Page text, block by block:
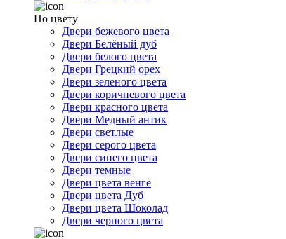
По цвету
Двери бежевого цвета
Двери Белёный дуб
Двери белого цвета
Двери Грецкий орех
Двери зеленого цвета
Двери коричневого цвета
Двери красного цвета
Двери Медный антик
Двери светлые
Двери серого цвета
Двери синего цвета
Двери темные
Двери цвета венге
Двери цвета Дуб
Двери цвета Шоколад
Двери черного цвета